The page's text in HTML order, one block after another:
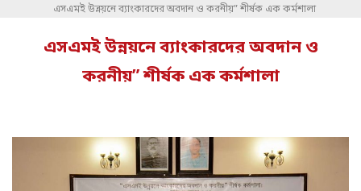
এসএমই উন্নয়নে ব্যাংকারদের অবদান ও করনীয়” শীর্ষক এক কর্মশালা
এসএমই উন্নয়নে ব্যাংকারদের অবদান ও
করনীয়” শীর্ষক এক কর্মশালা